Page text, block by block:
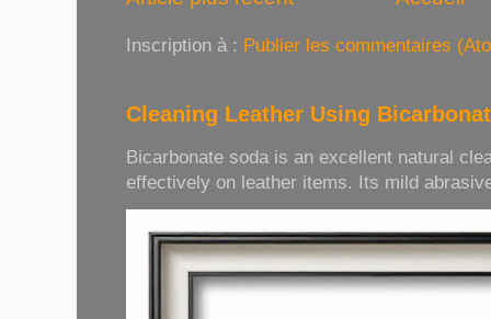
Inscription à : Publier les commentaires
Cleaning Leather Using
Bicarbonate soda is an excellent natural
effectively on leather items. Its mild